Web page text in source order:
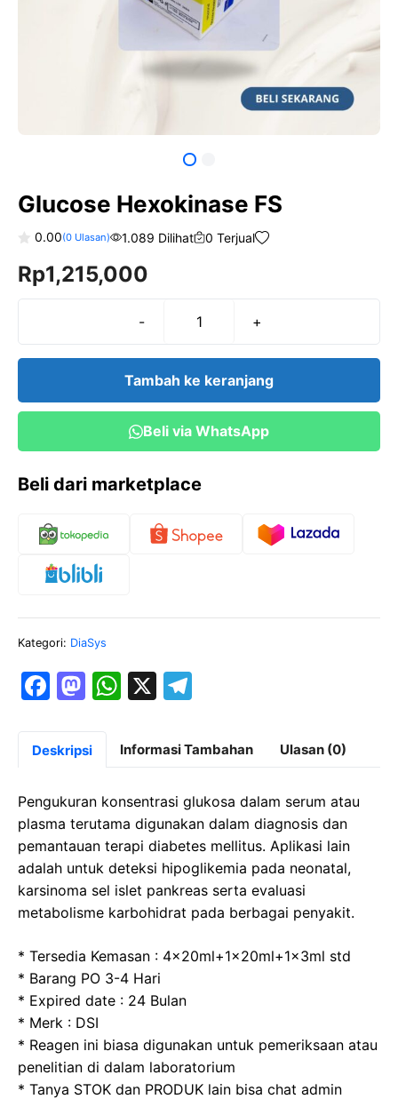
Glucose Hexokinase FS
o
u
0.00(0Ulasan) 1.089 Dilihat 0 Terjual
Rp1,215,000
-
Kuantitas
Hexokinase
+
Tambah ke keranjang
Beli via WhatsApp
Beli dari marketplace
Kategori: DiaSys
F
c
b
o
o
k
M
st
d
o
n
W
at
s
A
p
p
X
e
gr
a
m
Deskripsi Informasi Tambahan Ulasan (0)
Pengukuran konsentrasi glukosa dalam serum atau
plasma terutama digunakan dalam diagnosis dan
pemantauan terapi diabetes mellitus. Aplikasi lain
adalah untuk deteksi hipoglikemia pada neonatal,
karsinoma sel islet pankreas serta evaluasi
metabolisme karbohidrat pada berbagai penyakit.
* Tersedia Kemasan : 4x20ml+1x20ml+1x3ml std
* Barang PO 3-4 Hari
* Expired date : 24 Bulan
* Merk : DSI
* Reagen ini biasa digunakan untuk pemeriksaan atau
penelitian di dalam laboratorium
* Tanya STOK dan PRODUK lain bisa chat admin